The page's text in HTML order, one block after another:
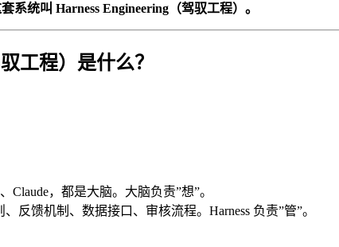
统叫 Harness Engineering（驾驭工程）。
工程）是什么？
Claude，都是大脑。大脑负责”想”。
馈机制、数据接口、审核流程。Harness 负责”管”。